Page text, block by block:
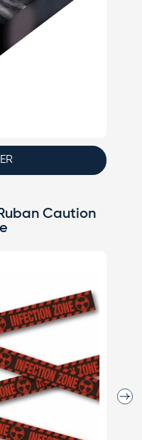
Caution